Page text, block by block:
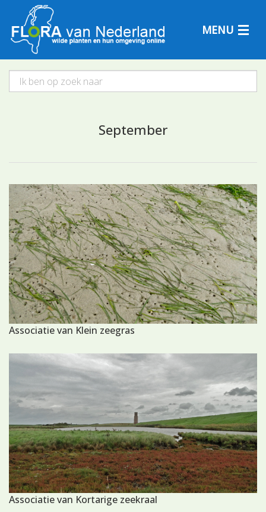
MENU
Plantengemeenschappen
September
Associatie van Klein zeegras
Associatie van Kortarige zeekraal